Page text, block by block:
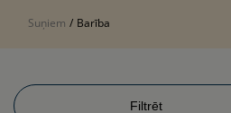
Suņiem / Barība
Filtrēt